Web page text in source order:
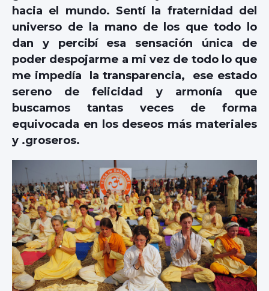
hacia el mundo. Sentí la fraternidad del
universo de la mano de los que todo lo
dan y percibí esa sensación única de
poder despojarme a mi vez de todo lo que
me impedía la transparencia, ese estado
sereno de felicidad y armonía que
buscamos tantas veces de forma
equivocada en los deseos más materiales
y .groseros.